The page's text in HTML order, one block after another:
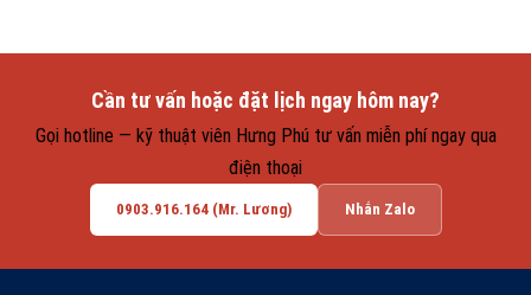
Cần tư vấn hoặc đặt lịch ngay hôm nay?
Gọi hotline — kỹ thuật viên Hưng Phú tư vấn miễn phí ngay qua
điện thoại
0903.916.164 (Mr. Lương) Nhắn Zalo